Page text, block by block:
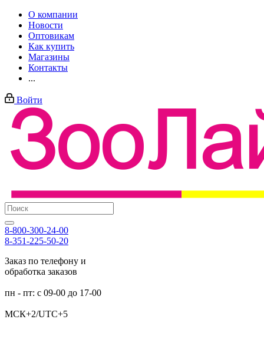
О компании
Новости
Оптовикам
Как купить
Магазины
Контакты
...
Войти
8-800-300-24-00
8-351-225-50-20
Заказ по телефону и
обработка заказов
пн - пт: с 09-00 до 17-00
МСК+2/UTC+5